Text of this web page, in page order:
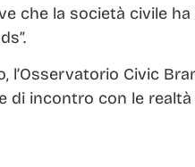
che la società civile
Civic
incontro con le